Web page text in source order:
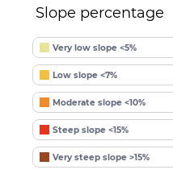
Slope percentage
Very low slope <5%
Low slope <7%
Moderate slope <10%
Steep slope <15%
Very steep slope >15%